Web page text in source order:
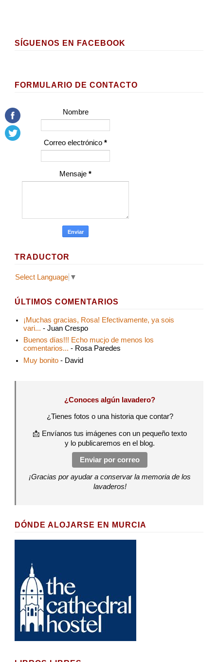
SÍGUENOS EN FACEBOOK
FORMULARIO DE CONTACTO
Nombre
Correo electrónico *
Mensaje *
TRADUCTOR
Select Language ▼
ÚLTIMOS COMENTARIOS
¡Muchas gracias, Rosa! Efectivamente, ya sois
vari... - Juan Crespo
Buenos días!!! Echo mucjo de menos los
comentarios... - Rosa Paredes
Muy bonito - David
¿Conoces algún lavadero?
¿Tienes fotos o una historia que contar?
📩 Envíanos tus imágenes con un pequeño texto
y lo publicaremos en el blog.
Enviar por correo
¡Gracias por ayudar a conservar la memoria de los
lavaderos!
DÓNDE ALOJARSE EN MURCIA